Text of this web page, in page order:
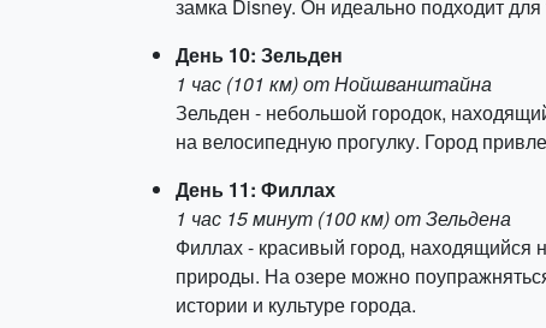
замка Disney. Он идеально подходит
День 10: Зельден
1 час (101 км) от Нойшванштайна
Зельден - небольшой городок,
на велосипедную прогулку. Город
День 11: Филлах
1 час 15 минут (100 км) от Зельдена
Филлах - красивый город, находящийся
природы. На озере можно
истории и культуре города.